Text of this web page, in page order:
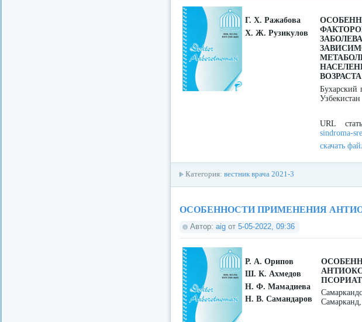
Г. Х. Ражабова
Х. Ж. Рузикулов
Бухарский
Узбекистан
URL
sindroma-
скачать
Категория: вестник врача 2021-3
ОСОБЕННОСТИ ПРИМЕНЕНИЯ
Автор: aig от 5-05-2022, 09:36
Р. А. Орипов
Ш. К. Ахмедов
Н. Ф. Мамадиева
Н. В. Самандаров